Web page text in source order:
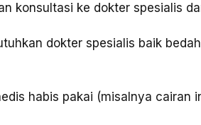
konsultasi ke dokter spesialis
dokter spesialis baik
habis pakai (misalnya cairan